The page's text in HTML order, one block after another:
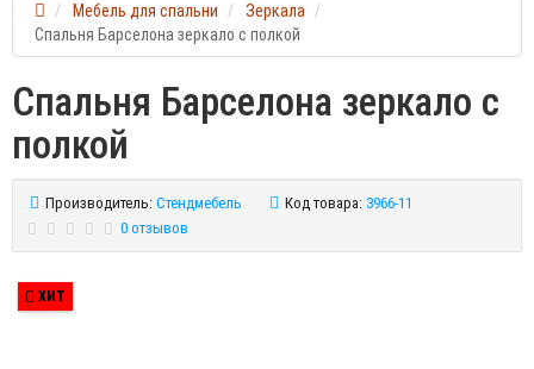
Мебель для спальни
Зеркала
Спальня Барселона зеркало с полкой
Спальня Барселона зеркало с
полкой
Производитель: Стендмебель Код товара: 3966-11
0 отзывов
ХИТ